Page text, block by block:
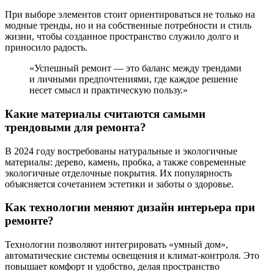
При выборе элементов стоит ориентироваться не только на
модные тренды, но и на собственные потребности и стиль
жизни, чтобы созданное пространство служило долго и
приносило радость.
«Успешный ремонт — это баланс между трендами
и личными предпочтениями, где каждое решение
несет смысл и практическую пользу.»
Какие материалы считаются самыми
трендовыми для ремонта?
В 2024 году востребованы натуральные и экологичные
материалы: дерево, камень, пробка, а также современные
экологичные отделочные покрытия. Их популярность
объясняется сочетанием эстетики и заботы о здоровье.
Как технологии меняют дизайн интерьера при
ремонте?
Технологии позволяют интегрировать «умный дом»,
автоматические системы освещения и климат-контроля. Это
повышает комфорт и удобство, делая пространство